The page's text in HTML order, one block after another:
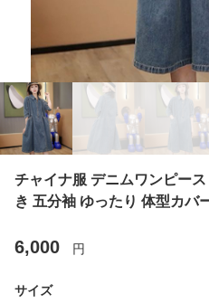
チャイナ服 デニムワンピー
き 五分袖 ゆったり 体型カバ
6,000 円
サイズ